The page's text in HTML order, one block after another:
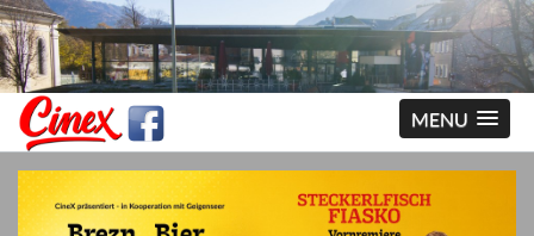
MENU